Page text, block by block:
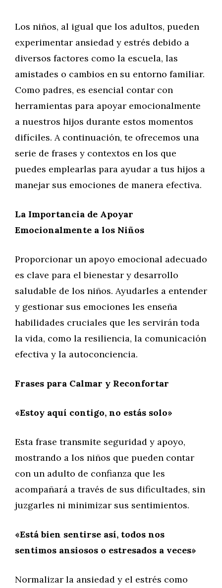
Los niños, al igual que los adultos, pueden
experimentar ansiedad y estrés debido a
diversos factores como la escuela, las
amistades o cambios en su entorno familiar.
Como padres, es esencial contar con
herramientas para apoyar emocionalmente
a nuestros hijos durante estos momentos
difíciles. A continuación, te ofrecemos una
serie de frases y contextos en los que
puedes emplearlas para ayudar a tus hijos a
manejar sus emociones de manera efectiva.
La Importancia de Apoyar
Emocionalmente a los Niños
Proporcionar un apoyo emocional adecuado
es clave para el bienestar y desarrollo
saludable de los niños. Ayudarles a entender
y gestionar sus emociones les enseña
habilidades cruciales que les servirán toda
la vida, como la resiliencia, la comunicación
efectiva y la autoconciencia.
Frases para Calmar y Reconfortar
«Estoy aquí contigo, no estás solo»
Esta frase transmite seguridad y apoyo,
mostrando a los niños que pueden contar
con un adulto de confianza que les
acompañará a través de sus dificultades, sin
juzgarles ni minimizar sus sentimientos.
«Está bien sentirse así, todos nos
sentimos ansiosos o estresados a veces»
Normalizar la ansiedad y el estrés como